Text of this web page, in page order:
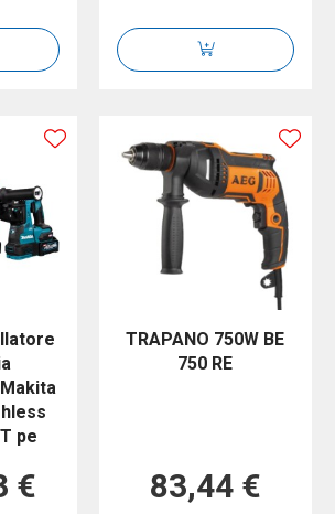
pe
€
TRAPANO 750W BE
750 RE
83,44 €